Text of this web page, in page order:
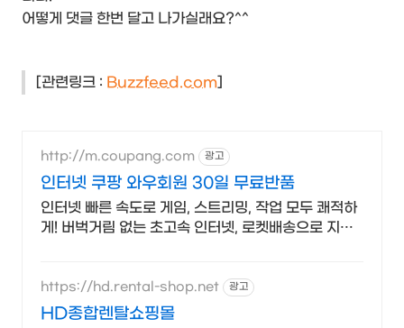
어떻게 댓글 한번 달고 나가실래요?^^
[관련링크 : Buzzfeed.com]
http://m.coupang.com 광고
인터넷 쿠팡 와우회원 30일 무료반품
인터넷 빠른 속도로 게임, 스트리밍, 작업 모두 쾌적하
게! 버벅거림 없는 초고속 인터넷, 로켓배송으로 지금
https://hd.rental-shop.net 광고
HD종합렌탈쇼핑몰